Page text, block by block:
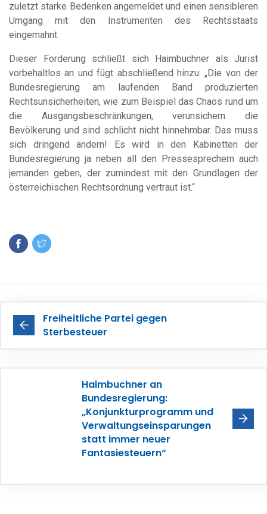
zuletzt starke Bedenken angemeldet und einen sensibleren
Umgang mit den Instrumenten des Rechtsstaats
eingemahnt.
Dieser Forderung schließt sich Haimbuchner als Jurist
vorbehaltlos an und fügt abschließend hinzu: „Die von der
Bundesregierung am laufenden Band produzierten
Rechtsunsicherheiten, wie zum Beispiel das Chaos rund um
die Ausgangsbeschränkungen, verunsichern die
Bevölkerung und sind schlicht nicht hinnehmbar. Das muss
sich dringend ändern! Es wird in den Kabinetten der
Bundesregierung ja neben all den Pressesprechern auch
jemanden geben, der zumindest mit den Grundlagen der
österreichischen Rechtsordnung vertraut ist.“
Freiheitliche Partei gegen
Sterbesteuer
Haimbuchner an
Bundesregierung:
„Konjunkturprogramm und
Verwaltungseinsparungen
statt immer neuer
Fantasiesteuern“